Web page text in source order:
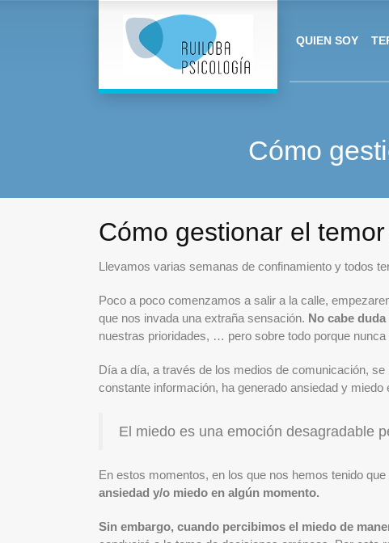
QUIEN SOY
Cómo
Cómo gestionar el
Llevamos varias semanas de confinamiento y todos
Poco a poco comenzamos a salir a la calle,
que nos invada una extraña sensación. No cabe
nuestras prioridades, … pero sobre todo porque
Día a día, a través de los medios de comunicación,
constante información, ha generado ansiedad y miedo
El miedo es una emoción desagradable
En estos momentos, en los que nos hemos tenido
ansiedad y/o miedo en algún momento.
Sin embargo, cuando percibimos el miedo de